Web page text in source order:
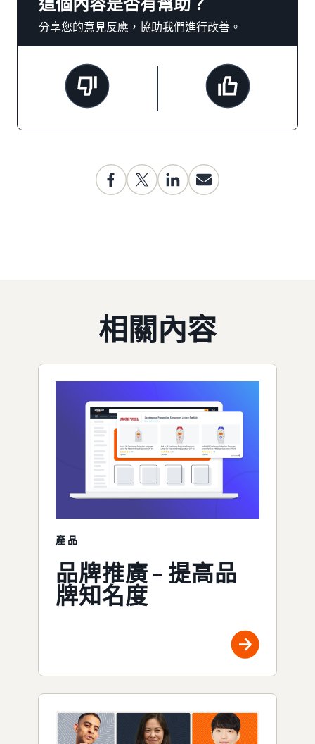
這個內容是否有幫助？
分享您的意見反應，協助我們進行改善。
相關內容
產品
品牌推廣 – 提高品
牌知名度